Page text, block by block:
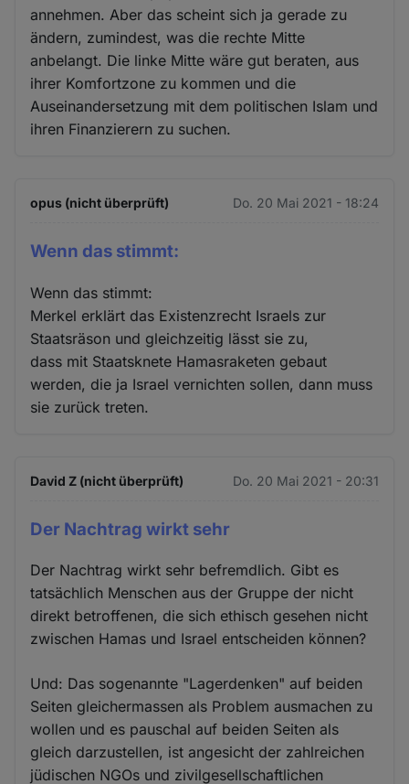
annehmen. Aber das scheint sich ja gerade zu
ändern, zumindest, was die rechte Mitte
anbelangt. Die linke Mitte wäre gut beraten, aus
ihrer Komfortzone zu kommen und die
Auseinandersetzung mit dem politischen Islam und
ihren Finanzierern zu suchen.
opus (nicht überprüft) Do. 20 Mai 2021 - 18:24
Wenn das stimmt:
Wenn das stimmt:
Merkel erklärt das Existenzrecht Israels zur
Staatsräson und gleichzeitig lässt sie zu,
dass mit Staatsknete Hamasraketen gebaut
werden, die ja Israel vernichten sollen, dann muss
sie zurück treten.
David Z (nicht überprüft) Do. 20 Mai 2021 - 20:31
Der Nachtrag wirkt sehr
Der Nachtrag wirkt sehr befremdlich. Gibt es
tatsächlich Menschen aus der Gruppe der nicht
direkt betroffenen, die sich ethisch gesehen nicht
zwischen Hamas und Israel entscheiden können?
Und: Das sogenannte "Lagerdenken" auf beiden
Seiten gleichermassen als Problem ausmachen zu
wollen und es pauschal auf beiden Seiten als
gleich darzustellen, ist angesicht der zahlreichen
jüdischen NGOs und zivilgesellschaftlichen